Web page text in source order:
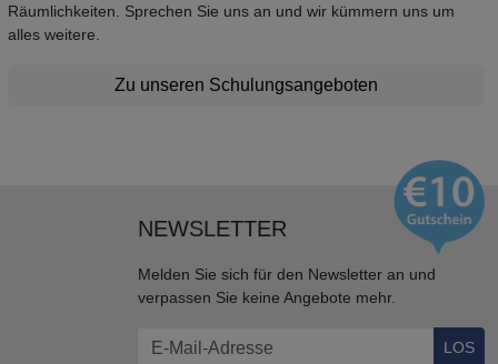
Räumlichkeiten. Sprechen Sie uns an und wir kümmern uns um
alles weitere.
Zu unseren Schulungsangeboten
NEWSLETTER
Melden Sie sich für den Newsletter an und
verpassen Sie keine Angebote mehr.
LOS